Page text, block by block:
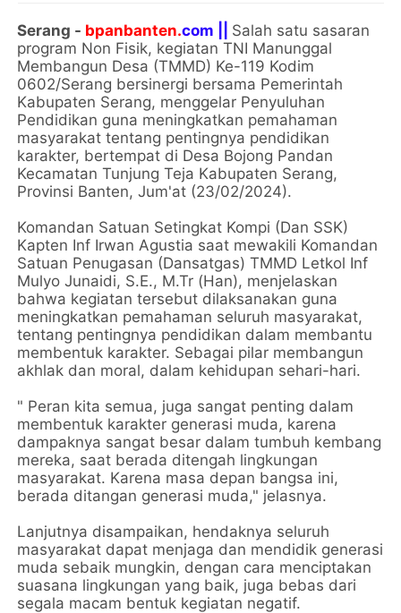
Serang - bpanbanten.com || Salah satu sasaran
program Non Fisik, kegiatan TNI Manunggal
Membangun Desa (TMMD) Ke-119 Kodim
0602/Serang bersinergi bersama Pemerintah
Kabupaten Serang, menggelar Penyuluhan
Pendidikan guna meningkatkan pemahaman
masyarakat tentang pentingnya pendidikan
karakter, bertempat di Desa Bojong Pandan
Kecamatan Tunjung Teja Kabupaten Serang,
Provinsi Banten, Jum'at (23/02/2024).
Komandan Satuan Setingkat Kompi (Dan SSK)
Kapten Inf Irwan Agustia saat mewakili Komandan
Satuan Penugasan (Dansatgas) TMMD Letkol Inf
Mulyo Junaidi, S.E., M.Tr (Han), menjelaskan
bahwa kegiatan tersebut dilaksanakan guna
meningkatkan pemahaman seluruh masyarakat,
tentang pentingnya pendidikan dalam membantu
membentuk karakter. Sebagai pilar membangun
akhlak dan moral, dalam kehidupan sehari-hari.
" Peran kita semua, juga sangat penting dalam
membentuk karakter generasi muda, karena
dampaknya sangat besar dalam tumbuh kembang
mereka, saat berada ditengah lingkungan
masyarakat. Karena masa depan bangsa ini,
berada ditangan generasi muda," jelasnya.
Lanjutnya disampaikan, hendaknya seluruh
masyarakat dapat menjaga dan mendidik generasi
muda sebaik mungkin, dengan cara menciptakan
suasana lingkungan yang baik, juga bebas dari
segala macam bentuk kegiatan negatif.